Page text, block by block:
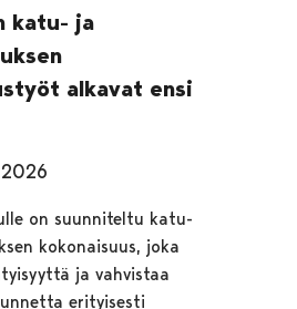
katu- ja
alkavat ensi
on suunniteltu katu-
kokonaisuus, joka
ja vahvistaa
erityisesti